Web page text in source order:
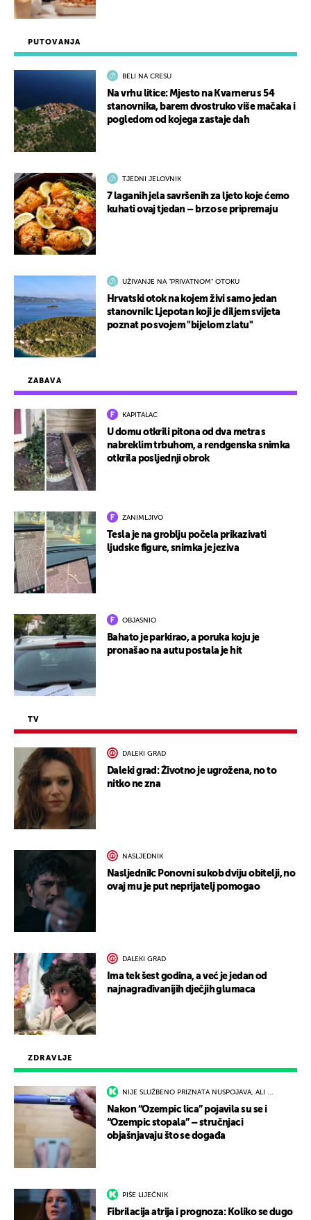
ZDRAVLJE
NIJE SLUŽBENO PRIZNATA NUSPOJAVA, ALI ...
Nakon “Ozempic lica” pojavila su se i
“Ozempic stopala” – stručnjaci
objašnjavaju što se događa
PIŠE LIJEČNIK
Fibrilacija atrija i prognoza: Koliko se dugo
ZABAVA
KAPITALAC
U domu otkrili pitona od dva metra s
nabreklim trbuhom, a rendgenska snimka
otkrila posljednji obrok
ZANIMLJIVO
Tesla je na groblju počela prikazivati
ljudske figure, snimka je jeziva
OBJASNIO
Bahato je parkirao, a poruka koju je
pronašao na autu postala je hit
TV
DALEKI GRAD
Daleki grad: Životno je ugrožena, no to
nitko ne zna
NASLJEDNIK
Nasljednik: Ponovni sukob dviju obitelji, no
ovaj mu je put neprijatelj pomogao
DALEKI GRAD
Ima tek šest godina, a već je jedan od
najnagrađivanijih dječjih glumaca
PUTOVANJA
BELI NA CRESU
Na vrhu litice: Mjesto na Kvarneru s 54
stanovnika, barem dvostruko više mačaka i
pogledom od kojega zastaje dah
TJEDNI JELOVNIK
7 laganih jela savršenih za ljeto koje ćemo
kuhati ovaj tjedan – brzo se pripremaju
UŽIVANJE NA "PRIVATNOM" OTOKU
Hrvatski otok na kojem živi samo jedan
stanovnik: Ljepotan koji je diljem svijeta
poznat po svojem "bijelom zlatu"